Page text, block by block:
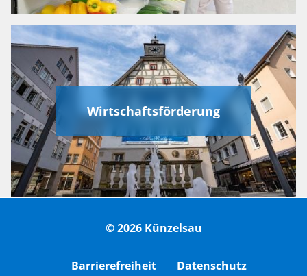
Wirtschaftsförderung
© 2026 Künzelsau
Barrierefreiheit
Datenschutz